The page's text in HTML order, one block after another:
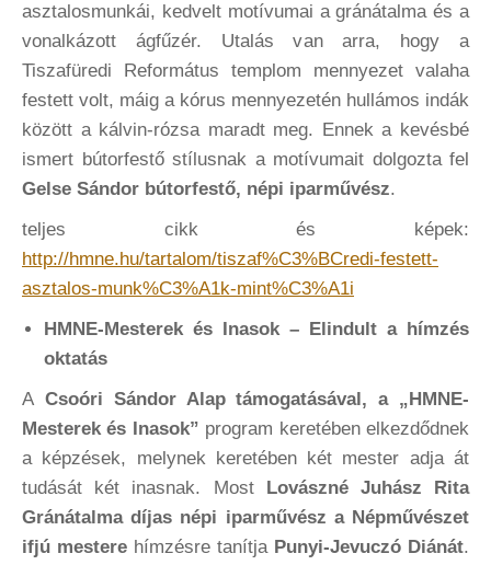
asztalosmunkái, kedvelt motívumai a gránátalma és a
vonalkázott ágfűzér. Utalás van arra, hogy a
Tiszafüredi Református templom mennyezet valaha
festett volt, máig a kórus mennyezetén hullámos indák
között a kálvin-rózsa maradt meg. Ennek a kevésbé
ismert bútorfestő stílusnak a motívumait dolgozta fel
Gelse Sándor bútorfestő, népi iparművész.
teljes cikk és képek:
http://hmne.hu/tartalom/tiszaf%C3%BCredi-festett-
asztalos-munk%C3%A1k-mint%C3%A1i
HMNE-Mesterek és Inasok – Elindult a hímzés
oktatás
A Csoóri Sándor Alap támogatásával, a „HMNE-
Mesterek és Inasok” program keretében elkezdődnek
a képzések, melynek keretében két mester adja át
tudását két inasnak. Most Lovászné Juhász Rita
Gránátalma díjas népi iparművész a Népművészet
ifjú mestere hímzésre tanítja Punyi-Jevuczó Diánát.